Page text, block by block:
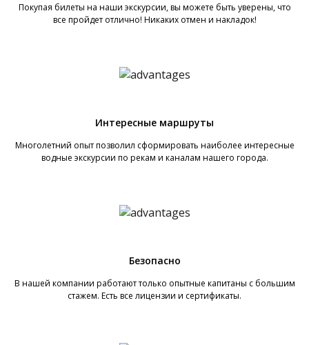
Покупая билеты на наши экскурсии, вы можете быть уверены, что
все пройдет отлично! Никаких отмен и накладок!
Интересные маршруты
Многолетний опыт позволил сформировать наиболее интересные
водные экскурсии по рекам и каналам нашего города.
Безопасно
В нашей компании работают только опытные капитаны с большим
стажем. Есть все лицензии и сертификаты.